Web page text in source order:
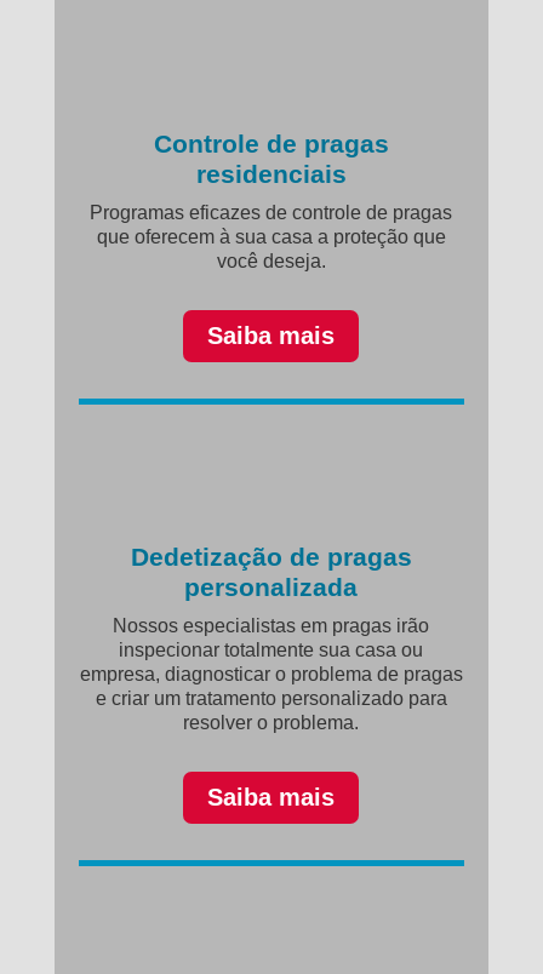
Controle de pragas
residenciais
Programas eficazes de controle de pragas
que oferecem à sua casa a proteção que
você deseja.
Saiba mais
Dedetização de pragas
personalizada
Nossos especialistas em pragas irão
inspecionar totalmente sua casa ou
empresa, diagnosticar o problema de pragas
e criar um tratamento personalizado para
resolver o problema.
Saiba mais